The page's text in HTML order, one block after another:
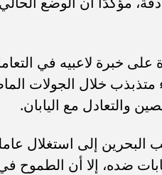
على خبرة لاعبيه في
خلال الجولات
والتعادل مع اليابان.
البحرين إلى استغلال
ضده، إلا أن الطموح